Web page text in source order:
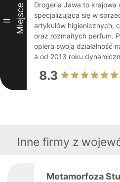
II Miejsce
Drogeria Jawa to krajowa
specjalizująca się w
artykułów higienicznych,
oraz rozmaitych perfum.
opiera swoją działalność
a od 2013 roku
8.3
Inne firmy z
Metamorfoza